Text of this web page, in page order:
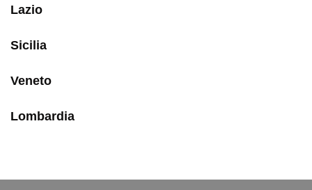
Lazio
Sicilia
Veneto
Lombardia